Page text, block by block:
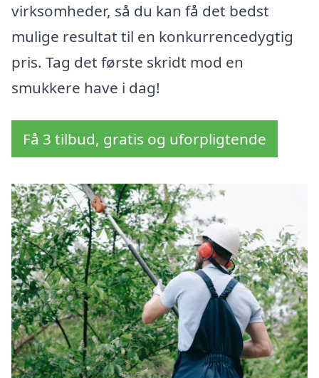
virksomheder, så du kan få det bedst
mulige resultat til en konkurrencedygtig
pris. Tag det første skridt mod en
smukkere have i dag!
Få 3 tilbud, gratis og uforpligtende